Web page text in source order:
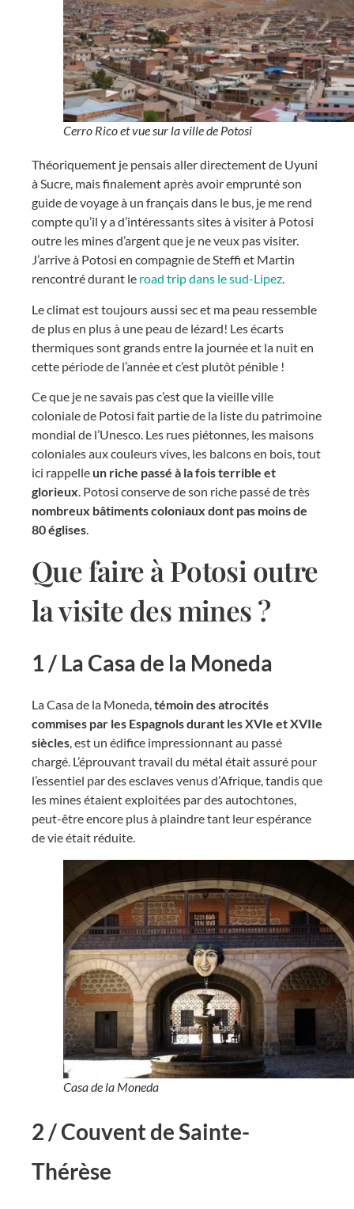
Cerro Rico et vue sur la ville de Potosi
Théoriquement je pensais aller directement de Uyuni
à Sucre, mais finalement après avoir emprunté son
guide de voyage à un français dans le bus, je me rend
compte qu’il y a d’intéressants sites à visiter à Potosi
outre les mines d’argent que je ne veux pas visiter.
J’arrive à Potosi en compagnie de Steffi et Martin
rencontré durant le road trip dans le sud-Lipez.
Le climat est toujours aussi sec et ma peau ressemble
de plus en plus à une peau de lézard! Les écarts
thermiques sont grands entre la journée et la nuit en
cette période de l’année et c’est plutôt pénible !
Ce que je ne savais pas c’est que la vieille ville
coloniale de Potosi fait partie de la liste du patrimoine
mondial de l’Unesco. Les rues piétonnes, les maisons
coloniales aux couleurs vives, les balcons en bois, tout
ici rappelle un riche passé à la fois terrible et
glorieux. Potosi conserve de son riche passé de très
nombreux bâtiments coloniaux dont pas moins de
80 églises.
Que faire à Potosi outre
la visite des mines ?
1 / La Casa de la Moneda
La Casa de la Moneda, témoin des atrocités
commises par les Espagnols durant les XVIe et XVIIe
siècles , est un édifice impressionnant au passé
chargé. L’éprouvant travail du métal était assuré pour
l’essentiel par des esclaves venus d’Afrique, tandis que
les mines étaient exploitées par des autochtones,
peut-être encore plus à plaindre tant leur espérance
de vie était réduite.
Casa de la Moneda
2 / Couvent de Sainte-
Thérèse